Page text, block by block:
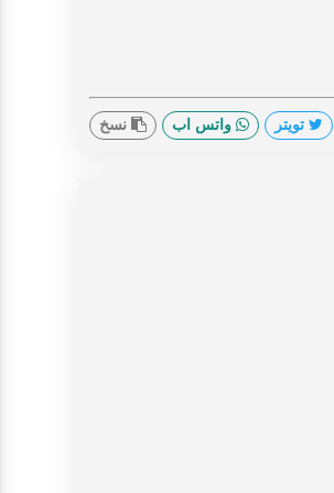
تويتر واتس اب نسخ